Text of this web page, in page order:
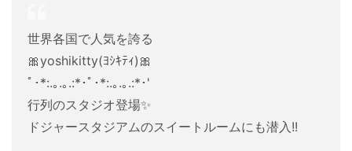
世界各国で人気を誇る
🎀yoshikitty(ﾖｼｷﾃｨ)🎀
ﾟ･*:.｡.｡.:*･ﾟ･*:.｡.｡.:*･'
行列のスタジオ登場✨
ドジャースタジアムのスイートルームにも潜入!!